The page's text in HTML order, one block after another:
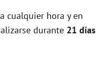
cualquier hora y en
durante 21 días